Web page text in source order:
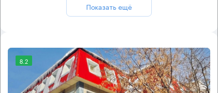
Показать ещё
8.2